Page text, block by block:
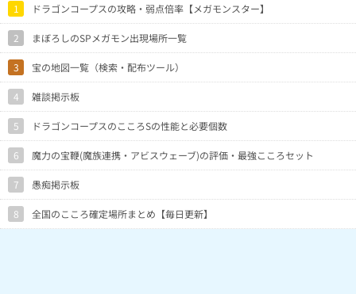
1 ドラゴンコープスの攻略・弱点倍率【メガモンスター】
2 まぼろしのSPメガモン出現場所一覧
3 宝の地図一覧（検索・配布ツール）
4 雑談掲示板
5 ドラゴンコープスのこころSの性能と必要個数
6 魔力の宝鞭(魔族連携・アビスウェーブ)の評価・最強こころセット
7 愚痴掲示板
8 全国のこころ確定場所まとめ【毎日更新】